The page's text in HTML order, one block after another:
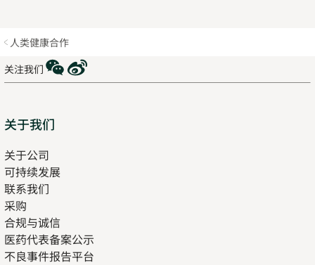
人类健康合作
关注我们
WeChat
Weibo
Sitemap
关于我们
关于公司
可持续发展
联系我们
采购
合规与诚信
医药代表备案公示
不良事件报告平台